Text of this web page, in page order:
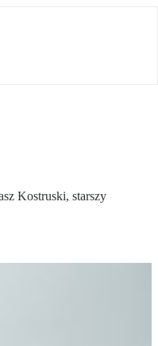
Kostruski, starszy